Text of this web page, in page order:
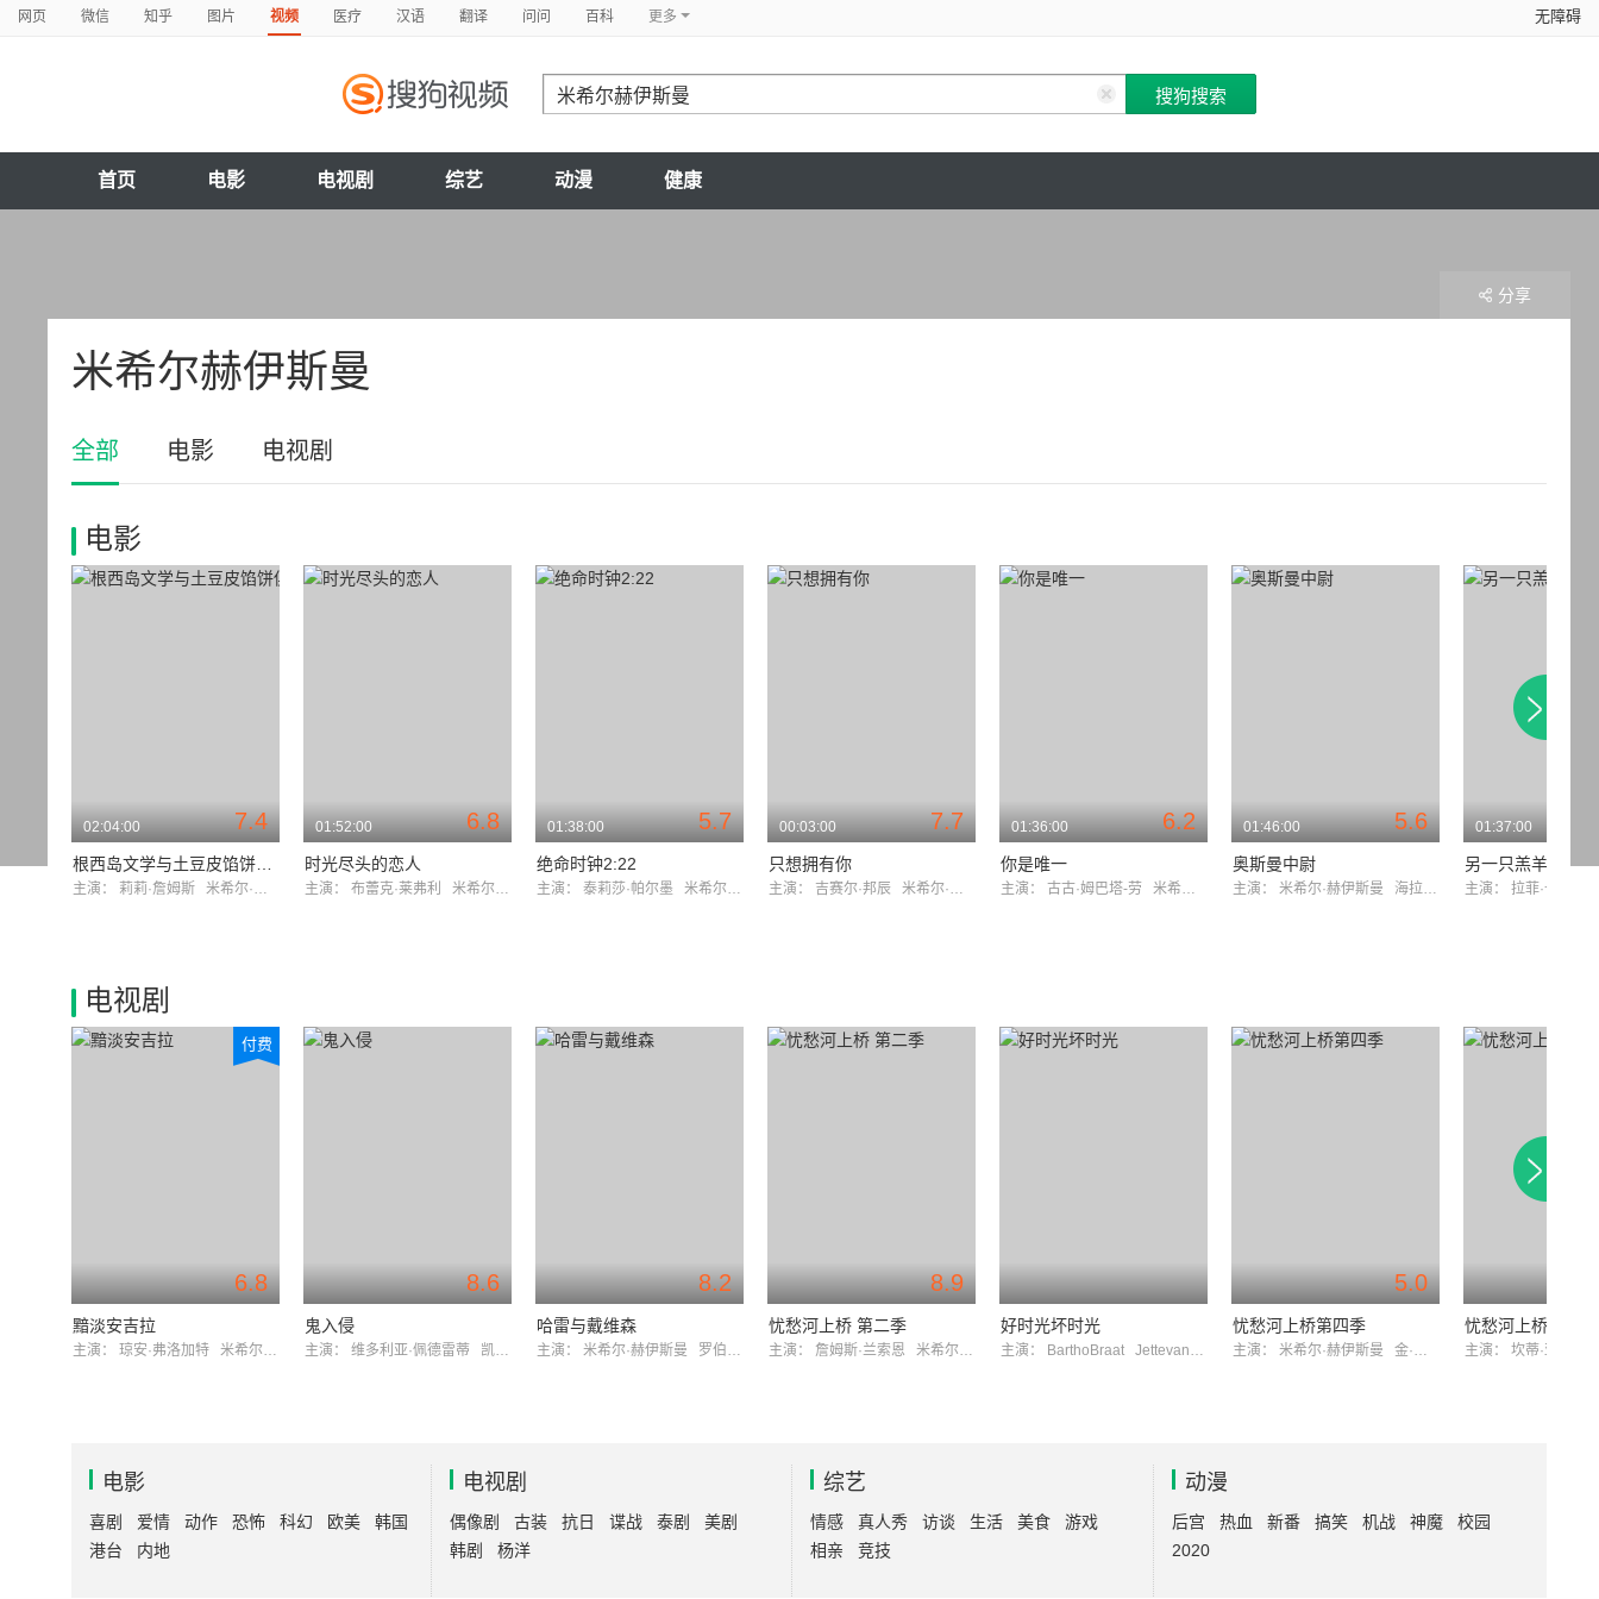
网页 微信 知乎 图片 视频 医疗 汉语 翻译 问问 百科 更多 无障碍
首页 电影 电视剧 综艺 动漫 健康
米希尔赫伊斯曼
分享
全部 电影 电视剧
电影
7.4
02:04:00
主演： 莉莉·詹姆斯 米希尔·赫伊斯曼
6.8
01:52:00
时光尽头的恋人
主演： 布蕾克·莱弗利 米希尔·赫伊斯曼
5.7
01:38:00
绝命时钟2:22
主演： 泰莉莎·帕尔墨 米希尔·赫伊斯曼
7.7
00:03:00
只想拥有你
主演： 吉赛尔·邦辰 米希尔·赫伊斯曼
6.2
01:36:00
你是唯一
主演： 古古·姆巴塔-劳 米希尔·赫伊斯曼
5.6
01:46:00
奥斯曼中尉
主演： 米希尔·赫伊斯曼 海拉·西尔玛
01:37:00
另一只羔羊
主演： 拉菲·卡西迪
电视剧
6.8
付费
黯淡安吉拉
主演： 琼安·弗洛加特 米希尔·赫伊斯曼
8.6
鬼入侵
主演： 维多利亚·佩德雷蒂 凯特·西格尔
8.2
哈雷与戴维森
主演： 米希尔·赫伊斯曼 罗伯特·阿拉马约
8.9
忧愁河上桥 第二季
主演： 詹姆斯·兰索恩 米希尔·赫伊斯曼
好时光坏时光
主演： BarthoBraat JettevanderMeij
5.0
忧愁河上桥第四季
主演： 米希尔·赫伊斯曼 金·迪肯斯
忧愁河上桥 第一
主演： 坎蒂·亚历
电影
喜剧 爱情 动作 恐怖 科幻 欧美
韩国
港台
内地
电视剧
偶像剧 古装 抗日 谍战 泰剧
美剧
韩剧
杨洋
综艺
情感 真人秀 访谈 生活 美食
游戏
相亲
竞技
动漫
后宫 热血 新番 搞笑 机战 神魔
校园
2020